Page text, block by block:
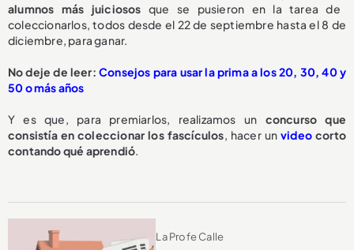
alumnos más juiciosos que se pusieron en la tarea de
coleccionarlos, todos desde el 22 de septiembre hasta el 8 de
diciembre, para ganar.
No deje de leer: Consejos para usar la prima a los 20, 30, 40 y
50 o más años
Y es que, para premiarlos, realizamos un concurso que
consistía en coleccionar los fascículos, hacer unvideo corto
contando qué aprendió.
La Profe Calle